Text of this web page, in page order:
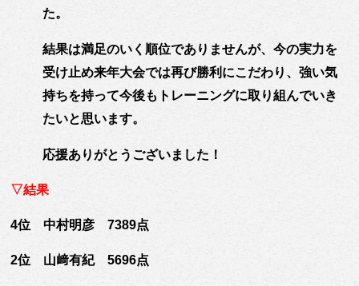
た。
結果は満足のいく順位でありませんが、今の実力を
受け止め来年大会では再び勝利にこだわり、強い気
持ちを持って今後もトレーニングに取り組んでいき
たいと思います。
応援ありがとうございました！
▽結果
4位 中村明彦 7389点
2位 山﨑有紀 5696点